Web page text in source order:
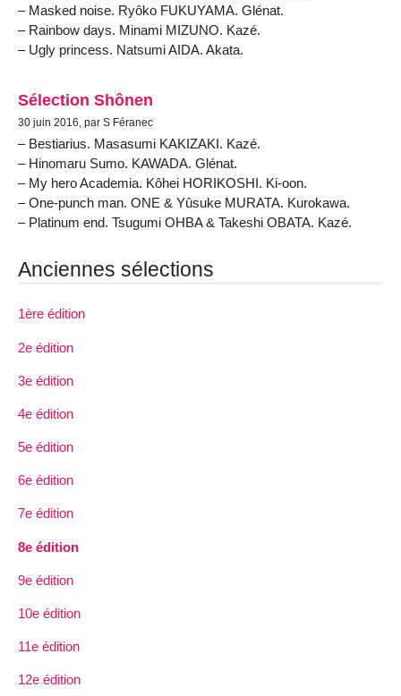
– Masked noise. Ryôko FUKUYAMA. Glénat.
– Rainbow days. Minami MIZUNO. Kazé.
– Ugly princess. Natsumi AIDA. Akata.
Sélection Shônen
30 juin 2016, par S Féranec
– Bestiarius. Masasumi KAKIZAKI. Kazé.
– Hinomaru Sumo. KAWADA. Glénat.
– My hero Academia. Kôhei HORIKOSHI. Ki-oon.
– One-punch man. ONE & Yûsuke MURATA. Kurokawa.
– Platinum end. Tsugumi OHBA & Takeshi OBATA. Kazé.
Anciennes sélections
1ère édition
2e édition
3e édition
4e édition
5e édition
6e édition
7e édition
8e édition
9e édition
10e édition
11e édition
12e édition